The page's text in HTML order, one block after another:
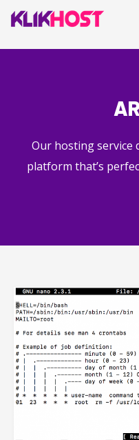
Our hosting service
platform that’s